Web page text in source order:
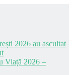
2026 au ascultat
Viață 2026 –